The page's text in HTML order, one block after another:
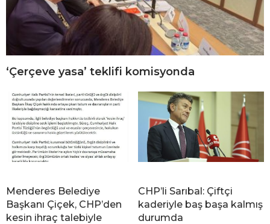
‘Çerçeve yasa’ teklifi komisyonda
Menderes Belediye
Başkanı Çiçek, CHP’den
kesin ihraç talebiyle
CHP’li Sarıbal: Çiftçi
kaderiyle baş başa kalmış
durumda